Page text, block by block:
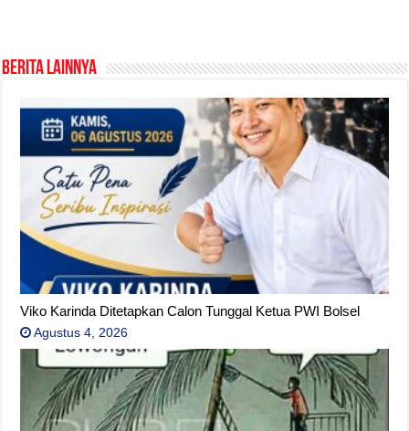
Berita Lainnya
Viko Karinda Ditetapkan Calon Tunggal Ketua PWI Bolsel
Agustus 4, 2026